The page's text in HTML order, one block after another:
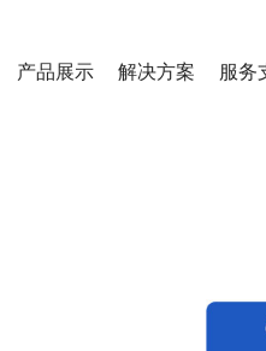
产品展示 解决方案 服务